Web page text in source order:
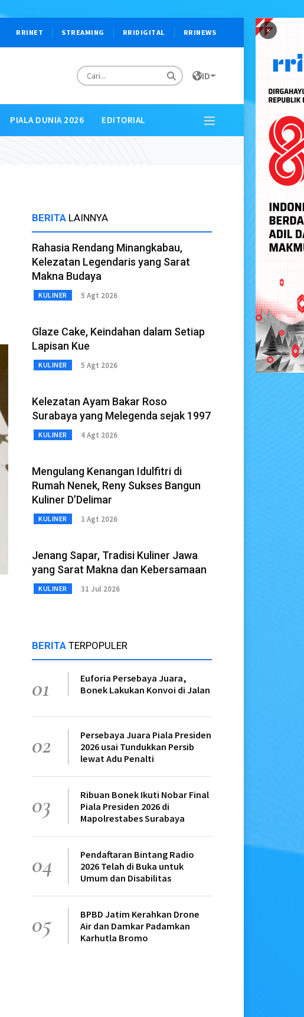
×
RRINET STREAMING RRIDIGITAL RRINEWS
ID
PIALA DUNIA 2026 EDITORIAL
BERITA LAINNYA
Rahasia Rendang Minangkabau,
Kelezatan Legendaris yang Sarat
Makna Budaya
KULINER 5 Agt 2026
Glaze Cake, Keindahan dalam Setiap
Lapisan Kue
KULINER 5 Agt 2026
Kelezatan Ayam Bakar Roso
Surabaya yang Melegenda sejak 1997
KULINER 4 Agt 2026
Mengulang Kenangan Idulfitri di
Rumah Nenek, Reny Sukses Bangun
Kuliner D’Delimar
KULINER 1 Agt 2026
Jenang Sapar, Tradisi Kuliner Jawa
yang Sarat Makna dan Kebersamaan
KULINER 31 Jul 2026
BERITA TERPOPULER
01
Euforia Persebaya Juara,
Bonek Lakukan Konvoi di Jalan
02
Persebaya Juara Piala Presiden
2026 usai Tundukkan Persib
lewat Adu Penalti
03
Ribuan Bonek Ikuti Nobar Final
Piala Presiden 2026 di
Mapolrestabes Surabaya
04
Pendaftaran Bintang Radio
2026 Telah di Buka untuk
Umum dan Disabilitas
05
BPBD Jatim Kerahkan Drone
Air dan Damkar Padamkan
Karhutla Bromo